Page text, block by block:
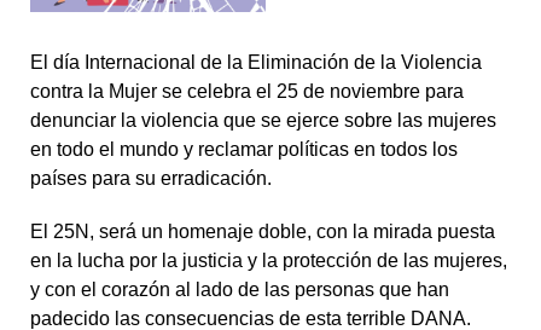
El día Internacional de la Eliminación de la Violencia
contra la Mujer se celebra el 25 de noviembre para
denunciar la violencia que se ejerce sobre las mujeres
en todo el mundo y reclamar políticas en todos los
países para su erradicación.
El 25N, será un homenaje doble, con la mirada puesta
en la lucha por la justicia y la protección de las mujeres,
y con el corazón al lado de las personas que han
padecido las consecuencias de esta terrible DANA.